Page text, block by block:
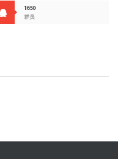
1650
群员